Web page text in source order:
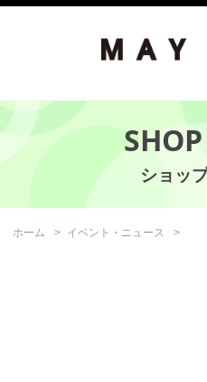
ホーム イベント・ニュース